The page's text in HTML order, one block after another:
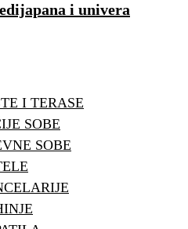
i univera
I TERASE
SOBE
SOBE